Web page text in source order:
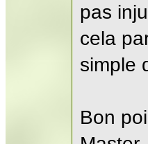
pas
cela
simple
Bon